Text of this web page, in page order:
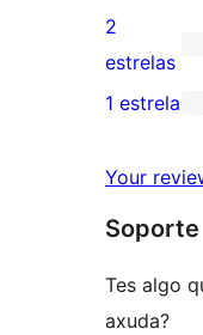
4
estrelas
valoracións
de
3
0
valoracións
2
2
estrelas
de
1
1 estrela
Your
Soporte
Tes algo
axuda?